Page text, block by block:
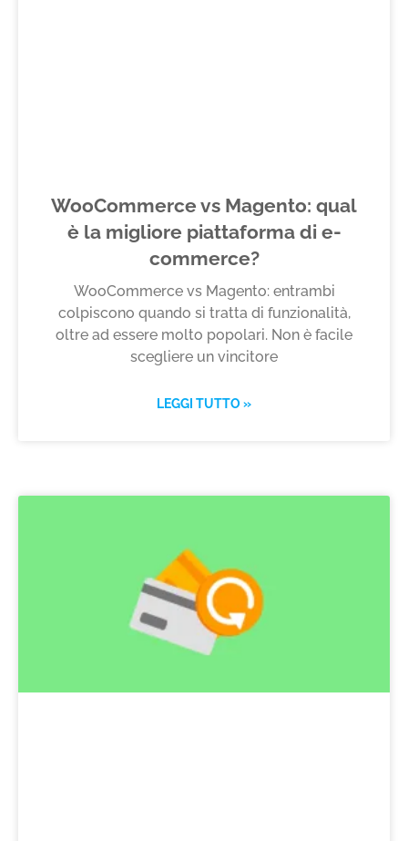
WooCommerce vs Magento: qual
è la migliore piattaforma di e-
commerce?
WooCommerce vs Magento: entrambi
colpiscono quando si tratta di funzionalità,
oltre ad essere molto popolari. Non è facile
scegliere un vincitore
LEGGI TUTTO »